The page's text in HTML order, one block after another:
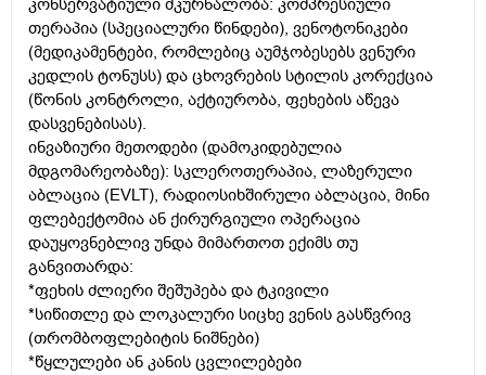
კონსერვატიული მკურნალობა: კომპრესიული
თერაპია (სპეციალური წინდები), ვენოტონიკები
(მედიკამენტები, რომლებიც აუმჯობესებს ვენური
კედლის ტონუსს) და ცხოვრების სტილის კორექცია
(წონის კონტროლი, აქტიურობა, ფეხების აწევა
დასვენებისას).
ინვაზიური მეთოდები (დამოკიდებულია
მდგომარეობაზე): სკლეროთერაპია, ლაზერული
აბლაცია (EVLT), რადიოსიხშირული აბლაცია, მინი
ფლებექტომია ან ქირურგიული ოპერაცია
დაუყოვნებლივ უნდა მიმართოთ ექიმს თუ
განვითარდა:
*ფეხის ძლიერი შეშუპება და ტკივილი
*სიწითლე და ლოკალური სიცხე ვენის გასწვრივ
(თრომბოფლებიტის ნიშნები)
*წყლულები ან კანის ცვლილებები